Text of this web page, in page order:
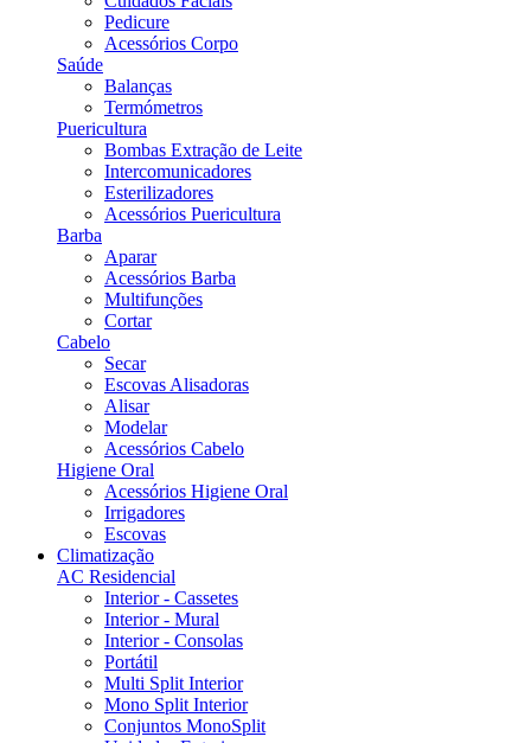
Pedicure
Acessórios Corpo
Saúde
Balanças
Termómetros
Puericultura
Bombas Extração de Leite
Intercomunicadores
Esterilizadores
Acessórios Puericultura
Barba
Aparar
Acessórios Barba
Multifunções
Cortar
Cabelo
Secar
Escovas Alisadoras
Alisar
Modelar
Acessórios Cabelo
Higiene Oral
Acessórios Higiene Oral
Irrigadores
Escovas
Climatização
AC Residencial
Interior - Cassetes
Interior - Mural
Interior - Consolas
Portátil
Multi Split Interior
Mono Split Interior
Conjuntos MonoSplit